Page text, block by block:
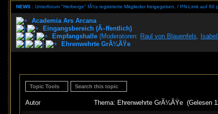
NEWS : Unterforum "Herberge" fÃ¼r registrierte Mitglieder freigegeben. / PN-Limit auf 60
Academia Ars Arcana
Eingangsbereich (Ã–ffentlich)
Empfangshalle (Moderatoren: Raul von Blauenfels,
Ehrenwehrte GrÃ¼ÃŸe
Topic Tools Search this topic
Autor Thema: Ehrenwehrte GrÃ¼ÃŸe (Gelesen